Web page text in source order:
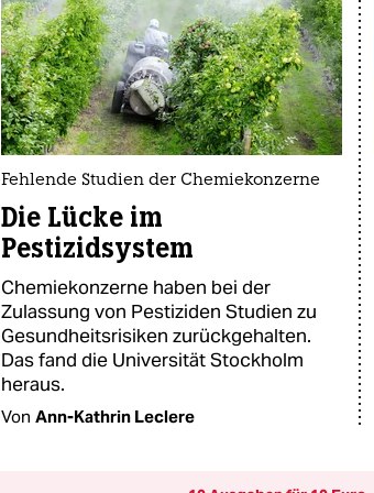
Fehlende Studien der Chemiekonzerne
Die Lücke im
Pestizidsystem
Chemiekonzerne haben bei der
Zulassung von Pestiziden Studien zu
Gesundheitsrisiken zurückgehalten.
Das fand die Universität Stockholm
heraus.
Von Ann-Kathrin Leclere